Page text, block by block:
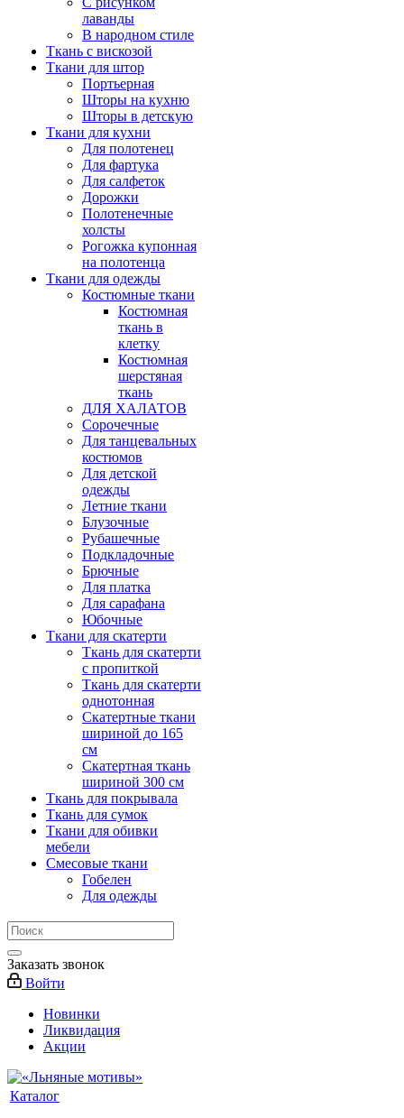
лаванды
В народном стиле
Ткань с вискозой
Ткани для штор
Портьерная
Шторы на кухню
Шторы в детскую
Ткани для кухни
Для полотенец
Для фартука
Для салфеток
Дорожки
Полотенечные
холсты
Рогожка купонная
на полотенца
Ткани для одежды
Костюмные ткани
Костюмная
ткань в
клетку
Костюмная
шерстяная
ткань
ДЛЯ ХАЛАТОВ
Сорочечные
Для танцевальных
костюмов
Для детской
одежды
Летние ткани
Блузочные
Рубашечные
Подкладочные
Брючные
Для платка
Для сарафана
Юбочные
Ткани для скатерти
Ткань для скатерти
с пропиткой
Ткань для скатерти
однотонная
Скатертные ткани
шириной до 165
см
Скатертная ткань
шириной 300 см
Ткань для покрывала
Ткань для сумок
Ткани для обивки
мебели
Смесовые ткани
Гобелен
Для одежды
Заказать звонок
Войти
Новинки
Ликвидация
Акции
Каталог